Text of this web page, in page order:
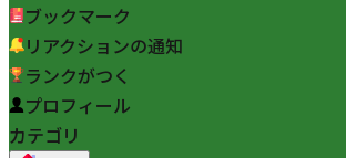
ブックマーク
リアクションの通知
ランクがつく
プロフィール
カテゴリ